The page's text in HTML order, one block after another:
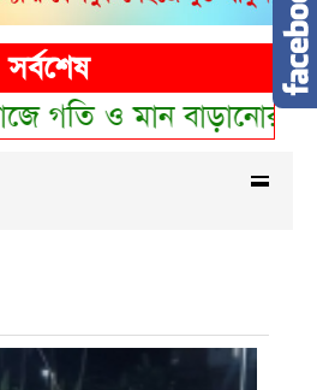
সর্বশেষ
নির্দেশ চিফ